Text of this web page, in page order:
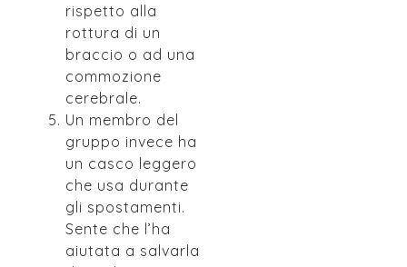
rispetto alla
rottura di un
braccio o ad una
commozione
cerebrale.
Un membro del
gruppo invece ha
un casco leggero
che usa durante
gli spostamenti.
Sente che l’ha
aiutata a salvarla